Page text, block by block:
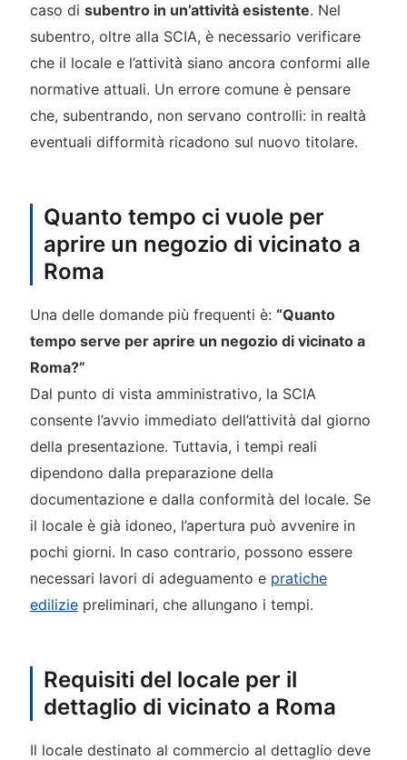
caso di subentro in un’attività esistente. Nel
subentro, oltre alla SCIA, è necessario verificare
che il locale e l’attività siano ancora conformi alle
normative attuali. Un errore comune è pensare
che, subentrando, non servano controlli: in realtà
eventuali difformità ricadono sul nuovo titolare.
Quanto tempo ci vuole per
aprire un negozio di vicinato a
Roma
Una delle domande più frequenti è: “Quanto
tempo serve per aprire un negozio di vicinato a
Roma?”
Dal punto di vista amministrativo, la SCIA
consente l’avvio immediato dell’attività dal giorno
della presentazione. Tuttavia, i tempi reali
dipendono dalla preparazione della
documentazione e dalla conformità del locale. Se
il locale è già idoneo, l’apertura può avvenire in
pochi giorni. In caso contrario, possono essere
necessari lavori di adeguamento e pratiche
ediliziepreliminari, che allungano i tempi.
Requisiti del locale per il
dettaglio di vicinato a Roma
Il locale destinato al commercio al dettaglio deve